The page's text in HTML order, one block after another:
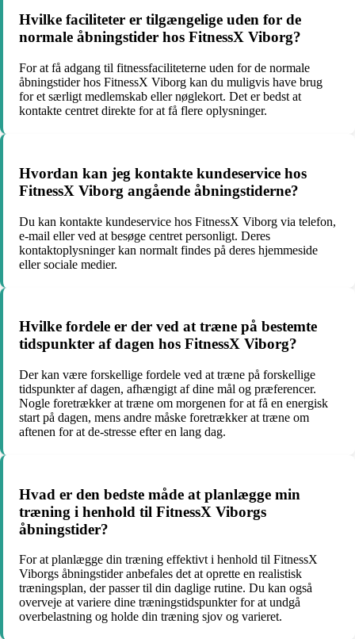
Hvilke faciliteter er tilgængelige uden for de
normale åbningstider hos FitnessX Viborg?
For at få adgang til fitnessfaciliteterne uden for de normale
åbningstider hos FitnessX Viborg kan du muligvis have brug
for et særligt medlemskab eller nøglekort. Det er bedst at
kontakte centret direkte for at få flere oplysninger.
Hvordan kan jeg kontakte kundeservice hos
FitnessX Viborg angående åbningstiderne?
Du kan kontakte kundeservice hos FitnessX Viborg via telefon,
e-mail eller ved at besøge centret personligt. Deres
kontaktoplysninger kan normalt findes på deres hjemmeside
eller sociale medier.
Hvilke fordele er der ved at træne på bestemte
tidspunkter af dagen hos FitnessX Viborg?
Der kan være forskellige fordele ved at træne på forskellige
tidspunkter af dagen, afhængigt af dine mål og præferencer.
Nogle foretrækker at træne om morgenen for at få en energisk
start på dagen, mens andre måske foretrækker at træne om
aftenen for at de-stresse efter en lang dag.
Hvad er den bedste måde at planlægge min
træning i henhold til FitnessX Viborgs
åbningstider?
For at planlægge din træning effektivt i henhold til FitnessX
Viborgs åbningstider anbefales det at oprette en realistisk
træningsplan, der passer til din daglige rutine. Du kan også
overveje at variere dine træningstidspunkter for at undgå
overbelastning og holde din træning sjov og varieret.